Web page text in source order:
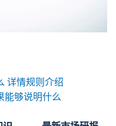
详情规则介绍
能够说明什么